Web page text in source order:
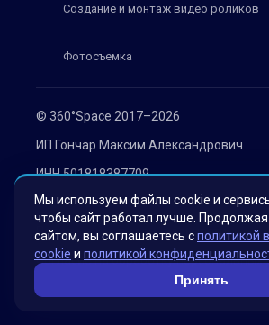
© 360°Space 2017–2026
ИП Гончар Максим Александрович
ИНН 501818387709
ОГРН 319508100030536
Политика конфиденциальности
Согласие на обработку персональных
Создание и монтаж видео роликов
Фотосъемка
Мы используем файлы cookie и
чтобы сайт работал лучше.
сайтом, вы соглашаетесь сполитикой
cookie и политикой
Принять